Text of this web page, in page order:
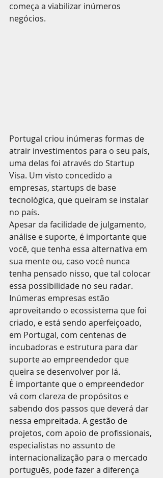
começa a viabilizar inúmeros
negócios.
Portugal criou inúmeras formas de
atrair investimentos para o seu país,
uma delas foi através do Startup
Visa. Um visto concedido a
empresas, startups de base
tecnológica, que queiram se instalar
no país.
Apesar da facilidade de julgamento,
análise e suporte, é importante que
você, que tenha essa alternativa em
sua mente ou, caso você nunca
tenha pensado nisso, que tal colocar
essa possibilidade no seu radar.
Inúmeras empresas estão
aproveitando o ecossistema que foi
criado, e está sendo aperfeiçoado,
em Portugal, com centenas de
incubadoras e estrutura para dar
suporte ao empreendedor que
queira se desenvolver por lá.
É importante que o empreendedor
vá com clareza de propósitos e
sabendo dos passos que deverá dar
nessa empreitada. A gestão de
projetos, com apoio de profissionais,
especialistas no assunto de
internacionalização para o mercado
português, pode fazer a diferença